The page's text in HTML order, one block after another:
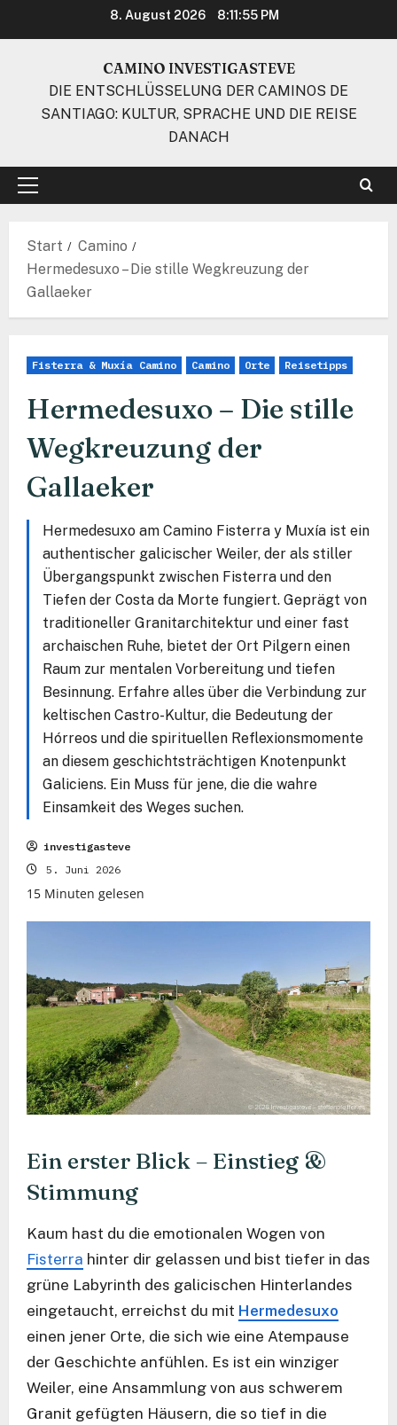
8. August 2026 8:11:56 PM
CAMINO INVESTIGASTEVE
DIE ENTSCHLÜSSELUNG DER CAMINOS DE
SANTIAGO: KULTUR, SPRACHE UND DIE REISE
DANACH
Primäres
Start
Camino
Hermedesuxo – Die stille Wegkreuzung der
Gallaeker
Fisterra & Muxía Camino Camino Orte Reisetipps
Hermedesuxo – Die stille
Wegkreuzung der
Gallaeker
Hermedesuxo am Camino Fisterra y Muxía ist ein
authentischer galicischer Weiler, der als stiller
Übergangspunkt zwischen Fisterra und den
Tiefen der Costa da Morte fungiert. Geprägt von
traditioneller Granitarchitektur und einer fast
archaischen Ruhe, bietet der Ort Pilgern einen
Raum zur mentalen Vorbereitung und tiefen
Besinnung. Erfahre alles über die Verbindung zur
keltischen Castro-Kultur, die Bedeutung der
Hórreos und die spirituellen Reflexionsmomente
an diesem geschichtsträchtigen Knotenpunkt
Galiciens. Ein Muss für jene, die die wahre
Einsamkeit des Weges suchen.
investigasteve
5. Juni 2026
15 Minuten gelesen
Ein erster Blick – Einstieg &
Stimmung
Kaum hast du die emotionalen Wogen von
Fisterra hinter dir gelassen und bist tiefer in das
grüne Labyrinth des galicischen Hinterlandes
eingetaucht, erreichst du mit Hermedesuxo
einen jener Orte, die sich wie eine Atempause
der Geschichte anfühlen. Es ist ein winziger
Weiler, eine Ansammlung von aus schwerem
Granit gefügten Häusern, die so tief in die